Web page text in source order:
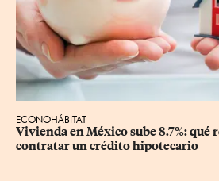
ECONOHÁBITAT
Vivienda en México sube 8.7%: qué
contratar un crédito hipotecario